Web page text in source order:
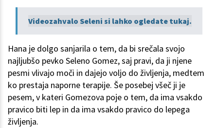
Videozahvalo Seleni si lahko ogledate tukaj.
Hana je dolgo sanjarila o tem, da bi srečala svojo
najljubšo pevko Seleno Gomez, saj pravi, da ji njene
pesmi vlivajo moči in dajejo voljo do življenja, medtem
ko prestaja naporne terapije. Še posebej všeč ji je
pesem, v kateri Gomezova poje o tem, da ima vsakdo
pravico biti lep in da ima vsakdo pravico do lepega
življenja.